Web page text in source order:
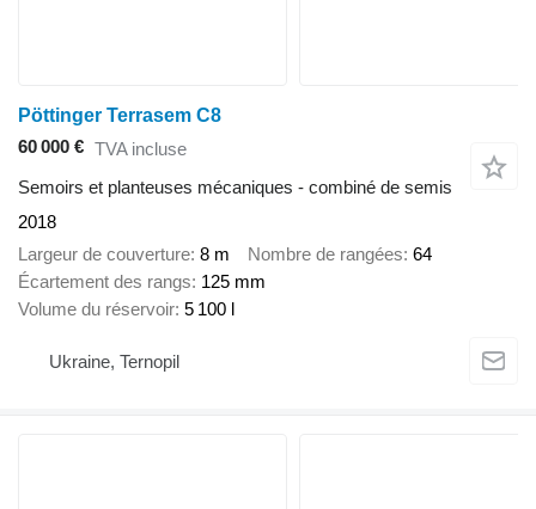
Pöttinger Terrasem C8
60 000 € TVA incluse
Semoirs et planteuses mécaniques - combiné de semis
2018
Largeur de couverture 8 m Nombre de rangées 64
Écartement des rangs 125 mm
Volume du réservoir 5 100 l
Ukraine, Ternopil